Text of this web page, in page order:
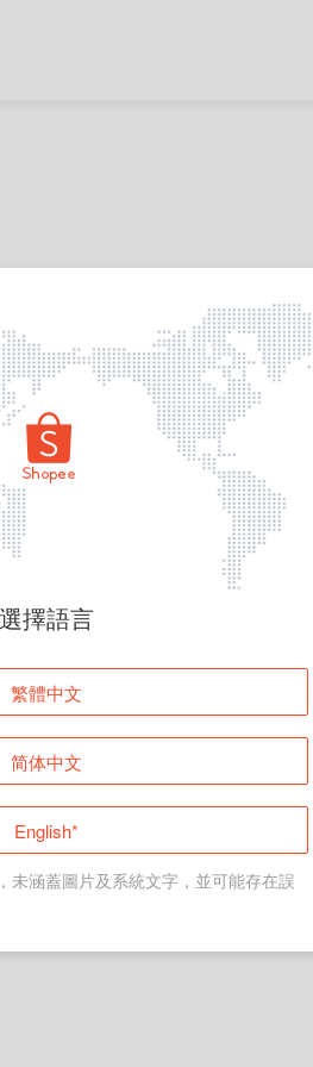
頁面無法顯示
登入
返回首頁
選擇語言
繁體中文
简体中文
English*
未涵蓋圖片及系統文字，並可能存在誤